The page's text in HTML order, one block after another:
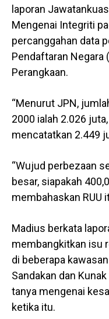
laporan
Mengenai Integriti
percanggahan data
Pendaftaran Negara
Perangkaan.
“Menurut JPN,
2000 ialah 2.026
mencatatkan 2.449
“Wujud perbezaan
besar, siapakah
membahaskan RUU
Madius berkata
membangkitkan isu
di beberapa
Sandakan dan
tanya mengenai
ketika itu.